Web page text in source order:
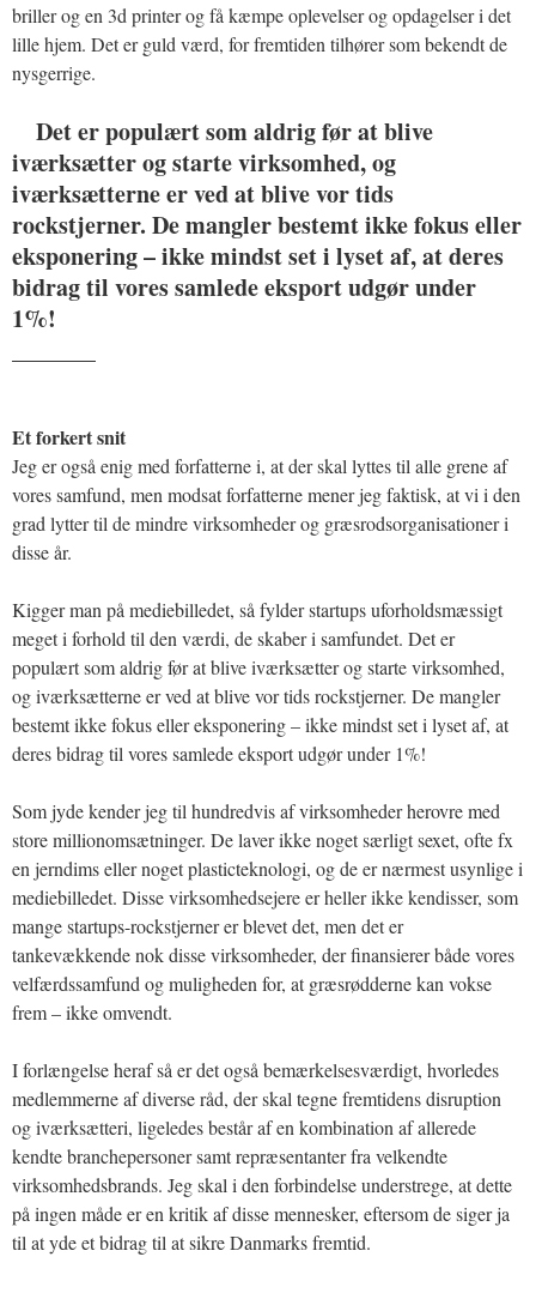
briller og en 3d printer og få kæmpe oplevelser og opdagelser i det
lille hjem. Det er guld værd, for fremtiden tilhører som bekendt de
nysgerrige.
Det er populært som aldrig før at blive
iværksætter og starte virksomhed, og
iværksætterne er ved at blive vor tids
rockstjerner. De mangler bestemt ikke fokus eller
eksponering – ikke mindst set i lyset af, at deres
bidrag til vores samlede eksport udgør under
1%!
Et forkert snit
Jeg er også enig med forfatterne i, at der skal lyttes til alle grene af
vores samfund, men modsat forfatterne mener jeg faktisk, at vi i den
grad lytter til de mindre virksomheder og græsrodsorganisationer i
disse år.
Kigger man på mediebilledet, så fylder startups uforholdsmæssigt
meget i forhold til den værdi, de skaber i samfundet. Det er
populært som aldrig før at blive iværksætter og starte virksomhed,
og iværksætterne er ved at blive vor tids rockstjerner. De mangler
bestemt ikke fokus eller eksponering – ikke mindst set i lyset af, at
deres bidrag til vores samlede eksport udgør under 1%!
Som jyde kender jeg til hundredvis af virksomheder herovre med
store millionomsætninger. De laver ikke noget særligt sexet, ofte fx
en jerndims eller noget plasticteknologi, og de er nærmest usynlige i
mediebilledet. Disse virksomhedsejere er heller ikke kendisser, som
mange startups-rockstjerner er blevet det, men det er
tankevækkende nok disse virksomheder, der finansierer både vores
velfærdssamfund og muligheden for, at græsrødderne kan vokse
frem – ikke omvendt.
I forlængelse heraf så er det også bemærkelsesværdigt, hvorledes
medlemmerne af diverse råd, der skal tegne fremtidens disruption
og iværksætteri, ligeledes består af en kombination af allerede
kendte branchepersoner samt repræsentanter fra velkendte
virksomhedsbrands. Jeg skal i den forbindelse understrege, at dette
på ingen måde er en kritik af disse mennesker, eftersom de siger ja
til at yde et bidrag til at sikre Danmarks fremtid.